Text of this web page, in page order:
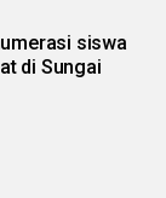
siswa
di Sungai